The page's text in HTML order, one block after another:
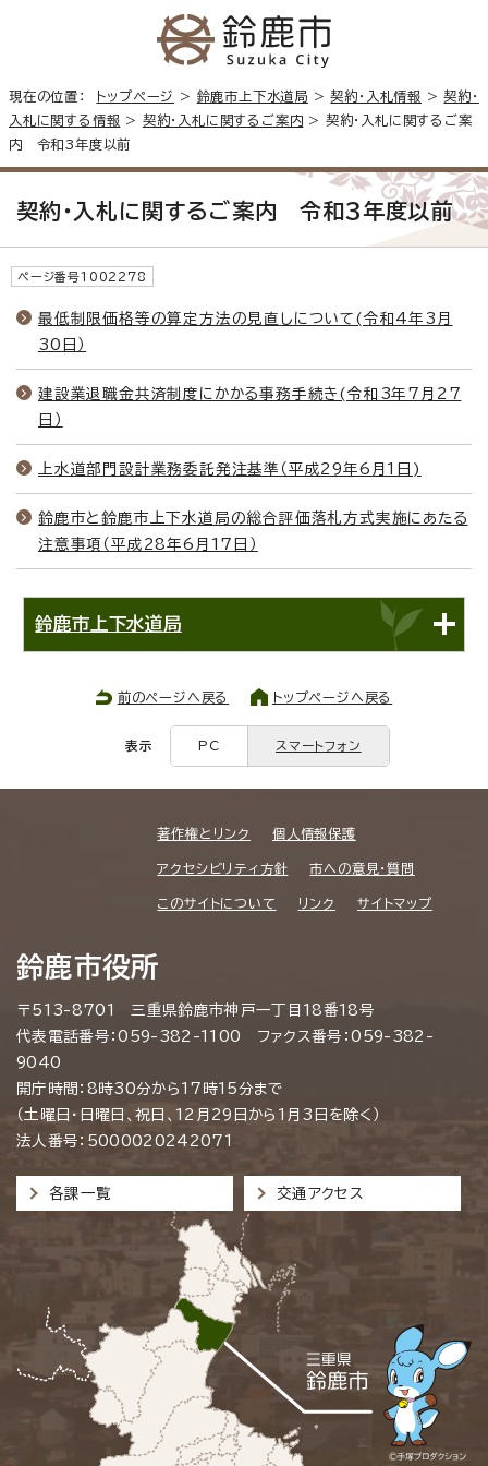
現在の位置： トップページ > 鈴鹿市上下水道局 >契約・入札情報 >契約・
入札に関する情報 > 契約・入札に関するご案内 > 契約・入札に関するご案
内 令和3年度以前
契約・入札に関するご案内 令和3年度以前
ページ番号1002278
最低制限価格等の算定方法の見直しについて(令和4年3月
30日）
建設業退職金共済制度にかかる事務手続き(令和3年7月27
日）
上水道部門設計業務委託発注基準（平成29年6月1日)
鈴鹿市と鈴鹿市上下水道局の総合評価落札方式実施にあたる
注意事項（平成28年6月17日）
鈴鹿市上下水道局
前のページへ戻る トップページへ戻る
表示 PC スマートフォン
著作権とリンク 個人情報保護
アクセシビリティ方針 市への意見・質問
このサイトについて リンク サイトマップ
鈴鹿市役所
〒513-8701 三重県鈴鹿市神戸一丁目18番18号
代表電話番号：059-382-1100 ファクス番号：059-382-
9040
開庁時間：8時30分から17時15分まで
（土曜日・日曜日、祝日、12月29日から1月3日を除く）
法人番号：5000020242071
各課一覧 交通アクセス